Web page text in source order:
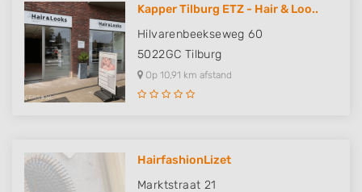
Kapper Tilburg ETZ - Hair & Loo..
Hilvarenbeekseweg 60
5022GC Tilburg
Op 10,91 km afstand
HairfashionLizet
Marktstraat 21